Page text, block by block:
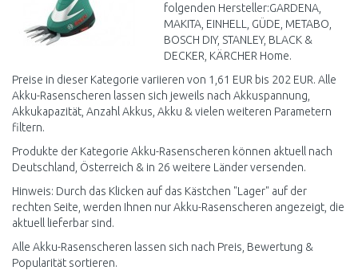
folgenden Hersteller:GARDENA,
MAKITA, EINHELL, GÜDE, METABO,
BOSCH DIY, STANLEY, BLACK &
DECKER, KÄRCHER Home.
Preise in dieser Kategorie variieren von 1,61 EUR bis 202 EUR. Alle
Akku-Rasenscheren lassen sich jeweils nach Akkuspannung,
Akkukapazität, Anzahl Akkus, Akku & vielen weiteren Parametern
filtern.
Produkte der Kategorie Akku-Rasenscheren können aktuell nach
Deutschland, Österreich & in 26 weitere Länder versenden.
Hinweis: Durch das Klicken auf das Kästchen "Lager" auf der
rechten Seite, werden Ihnen nur Akku-Rasenscheren angezeigt, die
aktuell lieferbar sind.
Alle Akku-Rasenscheren lassen sich nach Preis, Bewertung &
Popularität sortieren.